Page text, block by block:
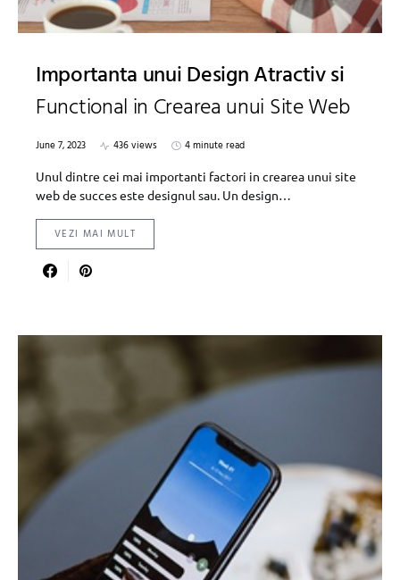
Importanta unui Design Atractiv si
Functional in Crearea unui Site Web
June 7, 2023 436 views
4 minute read
Unul dintre cei mai importanti factori in crearea unui site
web de succes este designul sau. Un design…
VEZI MAI MULT